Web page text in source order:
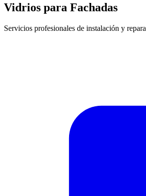
Vidrios para Fachadas
Servicios profesionales de instalación y